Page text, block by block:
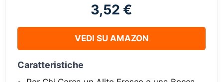
3,52 €
VEDI SU AMAZON
Caratteristiche